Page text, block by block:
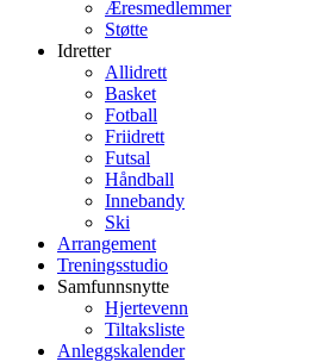
Æresmedlemmer
Støtte
Idretter
Allidrett
Basket
Fotball
Friidrett
Futsal
Håndball
Innebandy
Ski
Arrangement
Treningsstudio
Samfunnsnytte
Hjertevenn
Tiltaksliste
Anleggskalender